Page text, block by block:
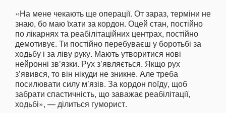
«На мене чекають ще операції. От зараз, терміни не
знаю, бо маю їхати за кордон. Оцей стан, постійно
по лікарнях та реабілітаційних центрах, постійно
демотивує. Ти постійно перебуваєш у боротьбі за
ходьбу і за ліву руку. Мають утворитися нові
нейронні зв’язки. Рух з’являється. Якщо рух
з’явився, то він нікуди не зникне. Але треба
посилювати силу м’язів. За кордон поїду, щоб
забрати спастичність, що заважає реабілітації,
ходьбі», — ділиться гуморист.